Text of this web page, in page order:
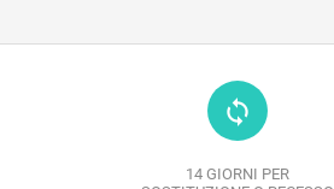
loop
14 GIORNI PER